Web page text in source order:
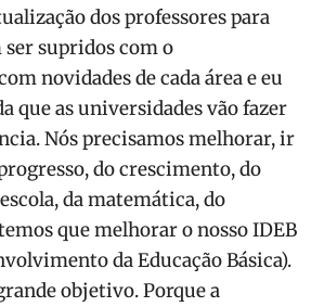
dos professores para
ser supridos com o
novidades de cada área e eu
que as universidades vão fazer
Nós precisamos melhorar, ir
do crescimento, do
da matemática, do
que melhorar o nosso IDEB
da Educação Básica).
objetivo. Porque a